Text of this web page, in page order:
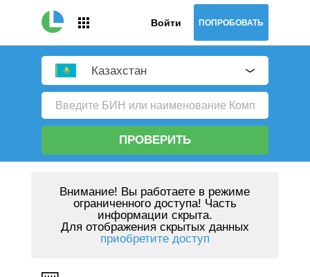
Войти ПОПРОБОВАТЬ
Казахстан
ПРОВЕРИТЬ
Внимание! Вы работаете в режиме
ограниченного доступа! Часть
информации скрыта.
Для отображения скрытых данных
приобретите доступ